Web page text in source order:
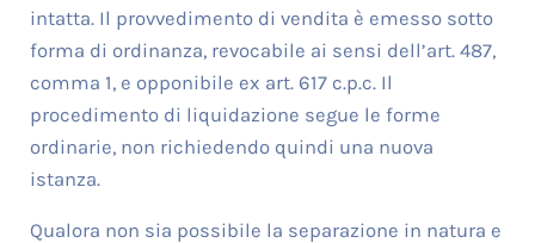
intatta. Il provvedimento di vendita è emesso sotto
forma di ordinanza, revocabile ai sensi dell’art. 487,
comma 1, e opponibile ex art. 617 c.p.c. Il
procedimento di liquidazione segue le forme
ordinarie, non richiedendo quindi una nuova
istanza.
Qualora non sia possibile la separazione in natura e